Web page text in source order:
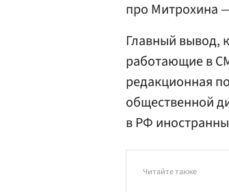
про Митрохина
Главный вывод,
работающие в
редакционная
общественной
в РФ
Читайте также